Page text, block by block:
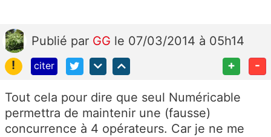
Publié par GG le 07/03/2014 à 05h14
!
citer + -
Tout cela pour dire que seul Numéricable
permettra de maintenir une (fausse)
concurrence à 4 opérateurs. Car je ne me